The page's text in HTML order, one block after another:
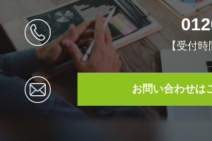
【受付
お問い合わせは